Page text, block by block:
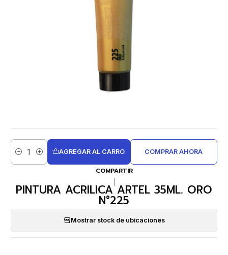
Cantidad
AGREGAR AL CARRO COMPRAR AHORA
COMPARTIR
PINTURA ACRILICA ARTEL 35ML. ORO
N°225
Mostrar stock de ubicaciones